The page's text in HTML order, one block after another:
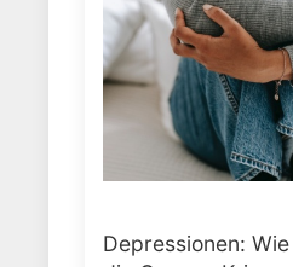
Depressionen: